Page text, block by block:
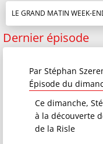
LE GRAND MATIN WEEK-
Dernier épisode
Par Stéphan
Épisode du
Ce dimanche,
à la découverte
de la Risle